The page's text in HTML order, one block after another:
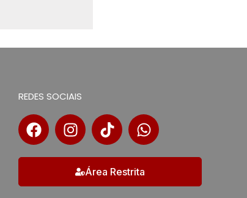
REDES SOCIAIS
Área Restrita